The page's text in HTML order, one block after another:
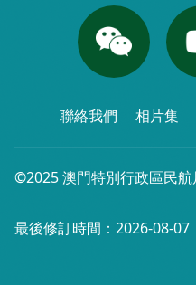
聯絡我們 相片集
©2025 澳門特別行政區民航
最後修訂時間：2026-08-07